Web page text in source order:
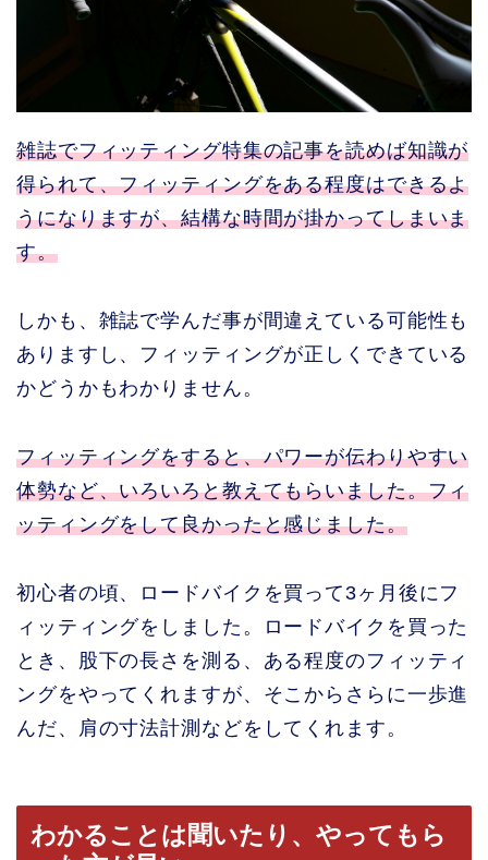
雑誌でフィッティング特集の記事を読めば知識が
得られて、フィッティングをある程度はできるよ
うになりますが、結構な時間が掛かってしまいま
す。
しかも、雑誌で学んだ事が間違えている可能性も
ありますし、フィッティングが正しくできている
かどうかもわかりません。
フィッティングをすると、パワーが伝わりやすい
体勢など、いろいろと教えてもらいました。フィ
ッティングをして良かったと感じました。
初心者の頃、ロードバイクを買って3ヶ月後にフ
ィッティングをしました。ロードバイクを買った
とき、股下の長さを測る、ある程度のフィッティ
ングをやってくれますが、そこからさらに一歩進
んだ、肩の寸法計測などをしてくれます。
わかることは聞いたり、やってもら